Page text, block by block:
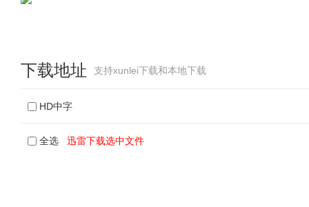
下载地址 支持xunlei下载和本地下载
HD中字
全选 迅雷下载选中文件